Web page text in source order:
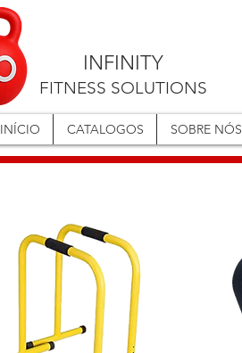
INFINITY
FITNESS SOLUTIONS
INÍCIO CATALOGOS SOBRE NÓS